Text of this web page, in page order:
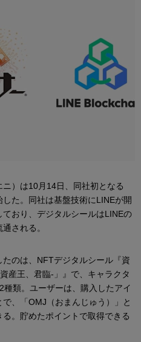
）は10月14日、同社初となる
た。同社は基盤技術にLINEが開
おり、デジタルシールはLINEの
される。
のは、NFTデジタルシール『資
産王、君臨-」』で、キャラクタ
類。ユーザーは、購入したアイ
、「OMJ（おまんじゅう）」と
。貯めたポイントで取得できる